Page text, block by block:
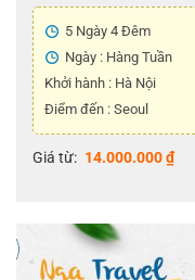
5 Ngày 4 Đêm
Ngày : Hàng Tuần
Khởi hành : Hà Nội
Điểm đến : Seoul
Giá từ: 14.000.000₫